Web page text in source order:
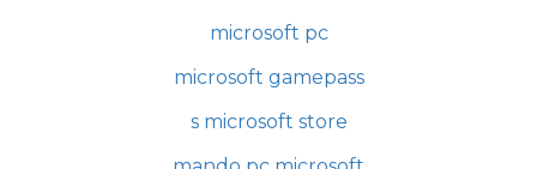
microsoft pc
microsoft gamepass
s microsoft store